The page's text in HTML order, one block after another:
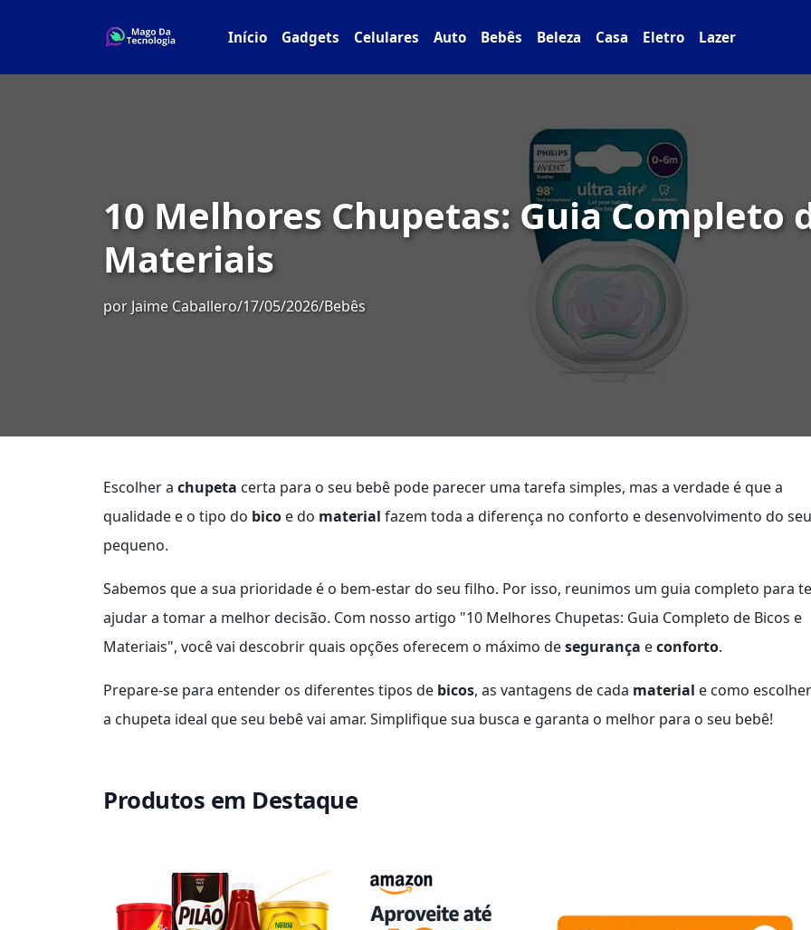
Início Gadgets Celulares Auto Bebês Beleza Casa Eletro Lazer
10 Melhores Chupetas: Guia Completo
Materiais
por Jaime Caballero/17/05/2026/Bebês
Escolher a chupeta certa para o seu bebê pode parecer uma tarefa simples, mas a verdade é que a
qualidade e o tipo do bico e do material fazem toda a diferença no conforto e desenvolvimento do seu
pequeno.
Sabemos que a sua prioridade é o bem-estar do seu filho. Por isso, reunimos um guia completo para te
ajudar a tomar a melhor decisão. Com nosso artigo "10 Melhores Chupetas: Guia Completo de Bicos e
Materiais", você vai descobrir quais opções oferecem o máximo desegurança econforto.
Prepare-se para entender os diferentes tipos de bicos, as vantagens de cada material e como escolher
a chupeta ideal que seu bebê vai amar. Simplifique sua busca e garanta o melhor para o seu bebê!
Produtos em Destaque